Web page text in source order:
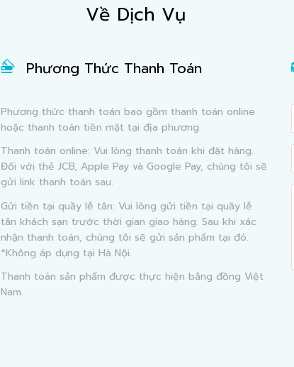
Về Dịch Vụ
Phương Thức Thanh Toán
Phương thức thanh toán bao gồm thanh toán online
hoặc thanh toán tiền mặt tại địa phương.
Thanh toán online: Vui lòng thanh toán khi đặt hàng.
Đối với thẻ JCB, Apple Pay và Google Pay, chúng tôi sẽ
gửi link thanh toán sau.
Gửi tiền tại quầy lễ tân: Vui lòng gửi tiền tại quầy lễ
tân khách sạn trước thời gian giao hàng. Sau khi xác
nhận thanh toán, chúng tôi sẽ gửi sản phẩm tại đó.
*Không áp dụng tại Hà Nội.
Thanh toán sản phẩm được thực hiện bằng đồng Việt
Nam.